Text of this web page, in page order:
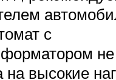
с
не
на высокие